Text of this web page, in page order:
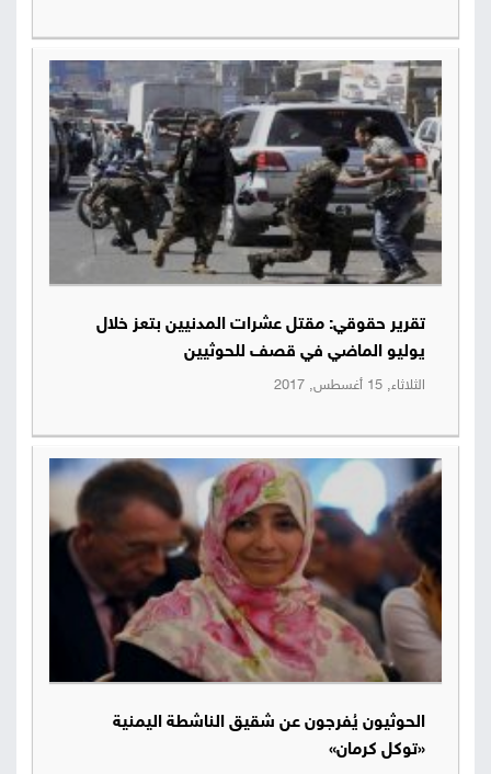
تقرير حقوقي: مقتل عشرات المدنيين بتعز خلال
يوليو الماضي في قصف للحوثيين
الثلاثاء, 15 أغسطس, 2017
الحوثيون يُفرجون عن شقيق الناشطة اليمنية
«توكل كرمان»